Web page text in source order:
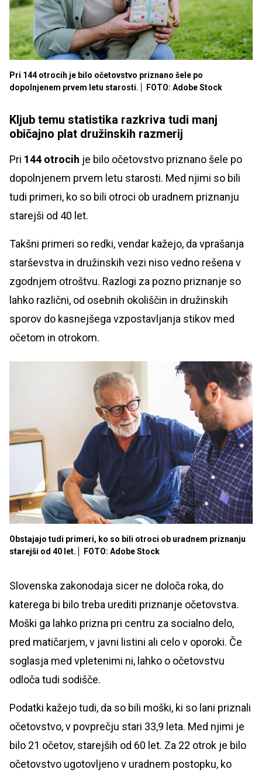
Pri 144 otrocih je bilo očetovstvo priznano šele po
dopolnjenem prvem letu starosti.
FOTO: Adobe Stock
Kljub temu statistika razkriva tudi manj
običajno plat družinskih razmerij
Pri 144 otrocih je bilo očetovstvo priznano šele po
dopolnjenem prvem letu starosti. Med njimi so bili
tudi primeri, ko so bili otroci ob uradnem priznanju
starejši od 40 let.
Takšni primeri so redki, vendar kažejo, da vprašanja
starševstva in družinskih vezi niso vedno rešena v
zgodnjem otroštvu. Razlogi za pozno priznanje so
lahko različni, od osebnih okoliščin in družinskih
sporov do kasnejšega vzpostavljanja stikov med
očetom in otrokom.
Obstajajo tudi primeri, ko so bili otroci ob uradnem priznanju
starejši od 40 let.
FOTO: Adobe Stock
Slovenska zakonodaja sicer ne določa roka, do
katerega bi bilo treba urediti priznanje očetovstva.
Moški ga lahko prizna pri centru za socialno delo,
pred matičarjem, v javni listini ali celo v oporoki. Če
soglasja med vpletenimi ni, lahko o očetovstvu
odloča tudi sodišče.
Podatki kažejo tudi, da so bili moški, ki so lani priznali
očetovstvo, v povprečju stari 33,9 leta. Med njimi je
bilo 21 očetov, starejših od 60 let. Za 22 otrok je bilo
očetovstvo ugotovljeno v uradnem postopku, ko